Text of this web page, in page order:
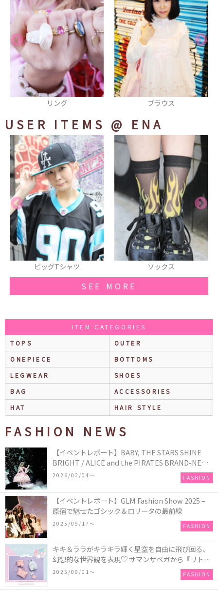
ブラウス リュック
USER ITEMS @ ENA
ソックス ネイル
SEE MORE
ITEM CATEGORIES
TOPS
OUTER
ONEPIECE
BOTTOMS
LEGWEAR
SHOES
BAG
ACCESSORIES
HAT
HAIR STYLE
FASHION NEWS
【イベントレポート】BABY, THE STARS SHINE
BRIGHT / ALICE and the PIRATES BRAND-NEW
COLLECTION in TOKYO
2026/02/04〜 FASHION
【イベントレポート】GLM Fashion Show 2025 –
原宿で魅せたゴシック＆ロリータの最前線
2025/09/17〜 FASHION
キキ＆ララがキラキラ輝く星空を自由に飛び回る、
幻想的な世界観を表現♡ サマンサベガから『リトル
ツインスターズ』50周年アニバーサリーイヤー』を
2025/09/01〜 FASHION